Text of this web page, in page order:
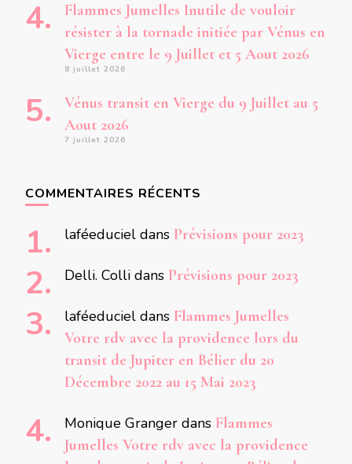
Flammes Jumelles Inutile de vouloir
résister à la tornade initiée par Vénus en
Vierge entre le 9 Juillet et 5 Aout 2026
8 juillet 2026
Vénus transit en Vierge du 9 Juillet au 5
Aout 2026
7 juillet 2026
COMMENTAIRES RÉCENTS
laféeduciel dans Prévisions pour 2023
Delli. Colli dans Prévisions pour 2023
laféeduciel dans Flammes Jumelles
Votre rdv avec la providence lors du
transit de Jupiter en Bélier du 20
Décembre 2022 au 15 Mai 2023
Monique Granger dans Flammes
Jumelles Votre rdv avec la providence